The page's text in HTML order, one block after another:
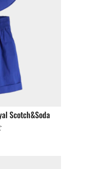
Scotch&Soda